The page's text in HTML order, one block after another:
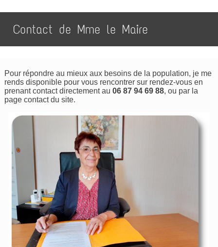
Contact de Mme le Maire
Pour répondre au mieux aux besoins de la population, je me
rends disponible pour vous rencontrer sur rendez-vous en
prenant contact directement au06 87 94 69 88, ou par la
page contact du site.